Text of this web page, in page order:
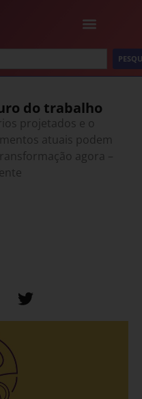
do trabalho
projetados e o
atuais podem
agora –